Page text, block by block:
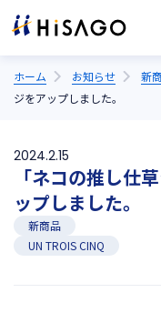
ホーム お知らせ 新
ジをアップしました。
2024.2.15
「ネコの推し仕
ップしました。
新商品
UN TROIS CINQ